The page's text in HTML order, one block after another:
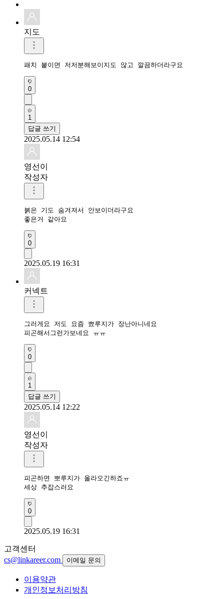
지도
패치 붙이면 저저분해보이지도 않고 깔끔하더라구요
0
1
답글 쓰기
2025.05.14 12:54
영선이
작성자
붉은 기도 숨겨져서 안보이더라구요
0
2025.05.19 16:31
커넥트
그러게요 저도 요즘 뾰루지가 장난아니네요
피곤해서그런가보네요 ㅠㅠ
0
1
답글 쓰기
2025.05.14 12:22
영선이
작성자
피곤하면 뽀루지가 올라오긴하죠ㅠ
0
2025.05.19 16:31
고객센터
cs@linkareer.com
이메일 문의
이용약관
개인정보처리방침